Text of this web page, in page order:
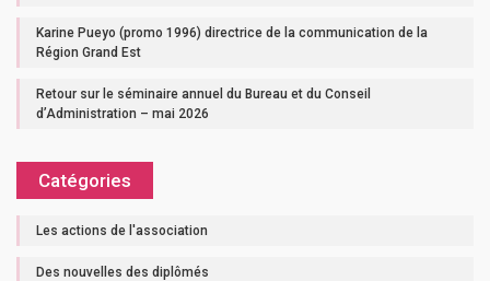
Karine Pueyo (promo 1996) directrice de la communication de la
Région Grand Est
Retour sur le séminaire annuel du Bureau et du Conseil
d’Administration – mai 2026
Catégories
Les actions de l'association
Des nouvelles des diplômés